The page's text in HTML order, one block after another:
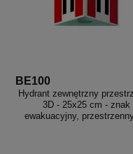
BE100
Hydrant zewnętrzny
3D - 25x25 cm - znak
ewakuacyjny,